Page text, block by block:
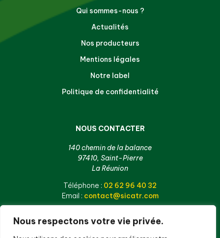
Nous respectons votre vie privée.
Qui sommes-nous ?
Actualités
Nos producteurs
Mentions légales
Notre label
Politique de confidentialité
NOUS CONTACTER
140 chemin de la balance
97410, Saint-Pierre
La Réunion
Téléphone : 02 62 96 40 32
Email : contact@sicatr.com